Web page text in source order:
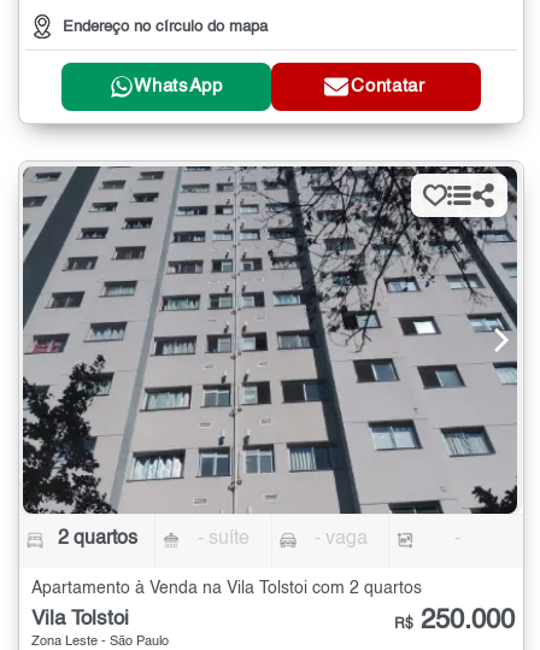
Endereço no círculo do mapa
WhatsApp Contatar
2 quartos - suíte - vaga -
Apartamento à Venda na Vila Tolstoi com 2 quartos
Vila Tolstoi
Zona Leste - São Paulo
R$ 250.000